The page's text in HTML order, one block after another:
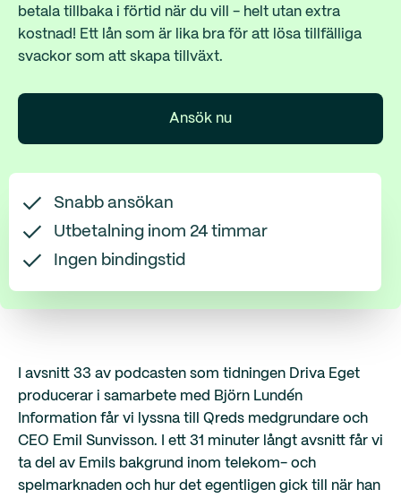
betala tillbaka i förtid när du vill - helt utan extra
kostnad! Ett lån som är lika bra för att lösa tillfälliga
svackor som att skapa tillväxt.
Ansök nu
Snabb ansökan
Utbetalning inom 24 timmar
Ingen bindingstid
I avsnitt 33 av podcasten som tidningen Driva Eget
producerar i samarbete med Björn Lundén
Information får vi lyssna till Qreds medgrundare och
CEO Emil Sunvisson. I ett 31 minuter långt avsnitt får vi
ta del av Emils bakgrund inom telekom- och
spelmarknaden och hur det egentligen gick till när han